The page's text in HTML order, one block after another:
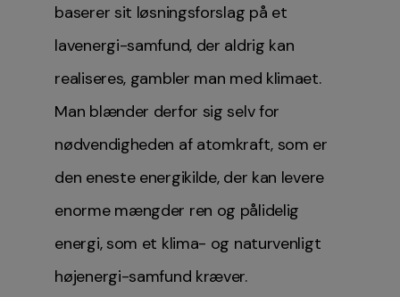
baserer sit løsningsforslag på et
lavenergi-samfund, der aldrig kan
realiseres, gambler man med klimaet.
Man blænder derfor sig selv for
nødvendigheden af atomkraft, som er
den eneste energikilde, der kan levere
enorme mængder ren og pålidelig
energi, som et klima- og naturvenligt
højenergi-samfund kræver.